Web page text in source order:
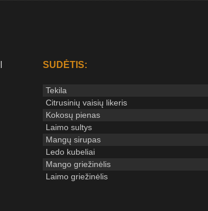
SUDĖTIS:
Tekila
Citrusinių vaisių likeris
Kokosų pienas
Laimo sultys
Mangų sirupas
Ledo kubeliai
Mango griežinėlis
Laimo griežinėlis